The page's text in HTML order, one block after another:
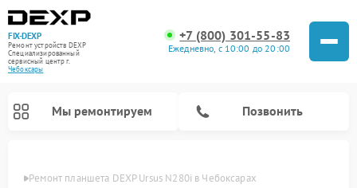
FIX-DEXP
Ремонт устройств DEXP
Специализированный
cервисный центр г.
Чебоксары
+7 (800) 301-55-83
Ежедневно, с 10:00 до 20:00
Мы ремонтируем Позвонить
Ремонт планшета DEXP Ursus N280i в Чебоксарах